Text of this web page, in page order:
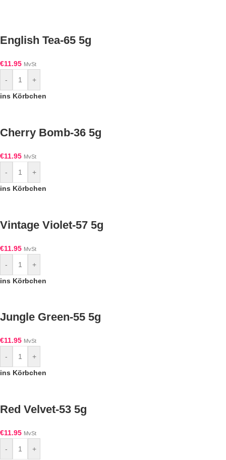
English Tea-65 5g
€11.95 MvSt
-
+
ins Körbchen
Cherry Bomb-36 5g
€11.95 MvSt
-
+
ins Körbchen
Vintage Violet-57 5g
€11.95 MvSt
-
+
ins Körbchen
Jungle Green-55 5g
€11.95 MvSt
-
+
ins Körbchen
Red Velvet-53 5g
€11.95 MvSt
-
+